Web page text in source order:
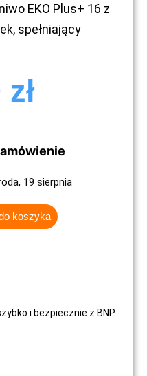
EKO Plus+ 16 z
spełniający
zł
19 sierpnia
koszyka
i bezpiecznie z BNP